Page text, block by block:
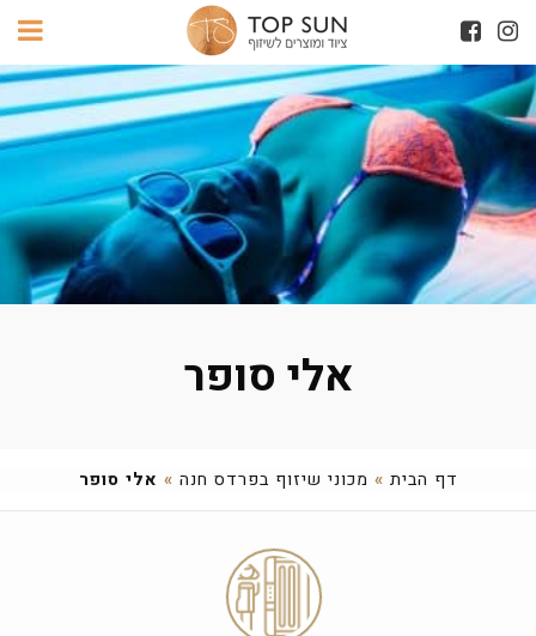
אלי סופר
דף הבית » מכוני שיזוף בפרדס חנה » אלי סופר